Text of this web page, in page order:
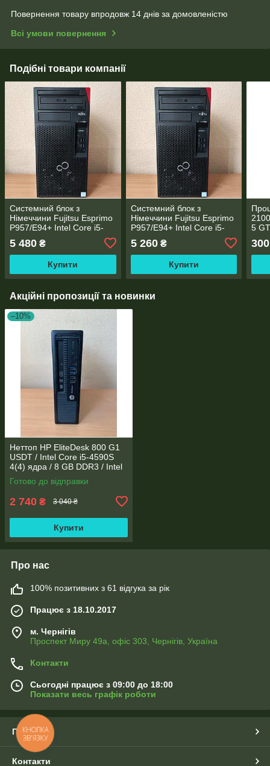
Повернення товару впродовж 14 днів за домовленістю
Всі умови повернення
Подібні товари компанії
Системний блок з
Німеччини Fujitsu Esprimo
P957/E94+ Intel Core i5-
6500/8 Gb DDR4/SSD 250
Gb NVME/socket 1151
5 480 ₴
Купити
Системний блок з
Німеччини Fujitsu Esprimo
P957/E94+ Intel Core i5-
256Gb/socket 1151
5 260₴
Купити
5
300
Акційні пропозиції та новинки
–10%
Неттоп HP EliteDesk 800 G1
USDT / Intel Core i5-4590S
4(4) ядра / 8 GB DDR3 / Intel
HD Graphics 4600
Готово до відправки
2 740 ₴ 3 040 ₴
Купити
Про нас
100% позитивних з 61 відгука за рік
Працює з 18.10.2017
м. Чернігів
Проспект Миру 49а, офіс 303, Чернігів, Україна
Контакти
Сьогодні працює з 09:00 до 18:00
Показати весь графік роботи
Про нас
Контакти
КНОПКА
ЗВ'ЯЗКУ